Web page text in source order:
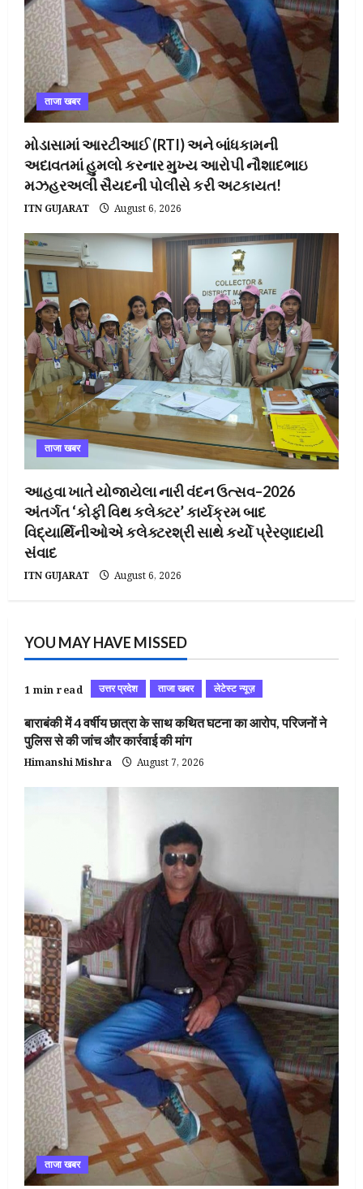
ताजा खबर
મોડાસામાં આરટીઆઈ (RTI) અને બાંધકામની
અદાવતમાં હુમલો કરનાર મુખ્ય આરોપી નૌશાદભાઇ
મઝહરઅલી સૈયદની પોલીસે કરી અટકાયત!
ITN GUJARAT August 6, 2026
ताजा खबर
આહવા ખાતે યોજાયેલા નારી વંદન ઉત્સવ–2026
અંતર્ગત ‘કોફી વિથ કલેક્ટર’ કાર્યક્રમ બાદ
વિદ્યાર્થિનીઓએ કલેક્ટરશ્રી સાથે કર્યો પ્રેરણાદાયી
સંવાદ
ITN GUJARAT August 6, 2026
YOU MAY HAVE MISSED
1 min read उत्तर प्रदेश ताजा खबर लेटेस्ट न्यूज़
बाराबंकी में 4 वर्षीय छात्रा के साथ कथित घटना का आरोप, परिजनों ने
पुलिस से की जांच और कार्रवाई की मांग
Himanshi Mishra August 7, 2026
ताजा खबर